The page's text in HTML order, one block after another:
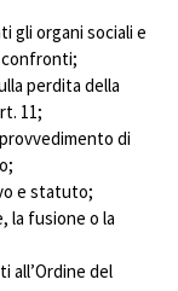
gli organi sociali e
confronti;
perdita della
11;
di
e statuto;
la fusione o la
all’Ordine del